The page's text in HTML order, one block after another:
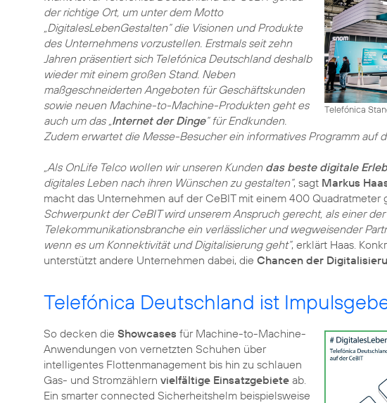
Telefónica
der richtige Ort, um unter dem Motto
„DigitalesLebenGestalten“ die Visionen und Produkte
des Unternehmens vorzustellen. Erstmals seit zehn
Jahren präsentiert sich Telefónica Deutschland deshalb
wieder mit einem großen Stand. Neben
maßgeschneiderten Angeboten für Geschäftskunden
sowie neuen Machine-to-Machine-Produkten geht es
auch um das „Internet der Dinge“ für Endkunden.
Zudem erwartet die Messe-Besucher ein informatives Programm auf
„Als OnLife Telco wollen wir unseren Kunden das beste digitale
digitales Leben nach ihren Wünschen zu gestalten“, sagt Markus
macht das Unternehmen auf der CeBIT mit einem 400 Quadratmeter
Schwerpunkt der CeBIT wird unserem Anspruch gerecht, als einer
Telekommunikationsbranche ein verlässlicher und wegweisender
wenn es um Konnektivität und Digitalisierung geht“, erklärt Haas.
unterstützt andere Unternehmen dabei, die Chancen der
Telefónica Deutschland ist
So decken die Showcases für Machine-to-Machine-
Anwendungen von vernetzten Schuhen über
intelligentes Flottenmanagement bis hin zu schlauen
Gas- und Stromzählern vielfältige Einsatzgebiete ab.
Ein smarter connected Sicherheitshelm beispielsweise